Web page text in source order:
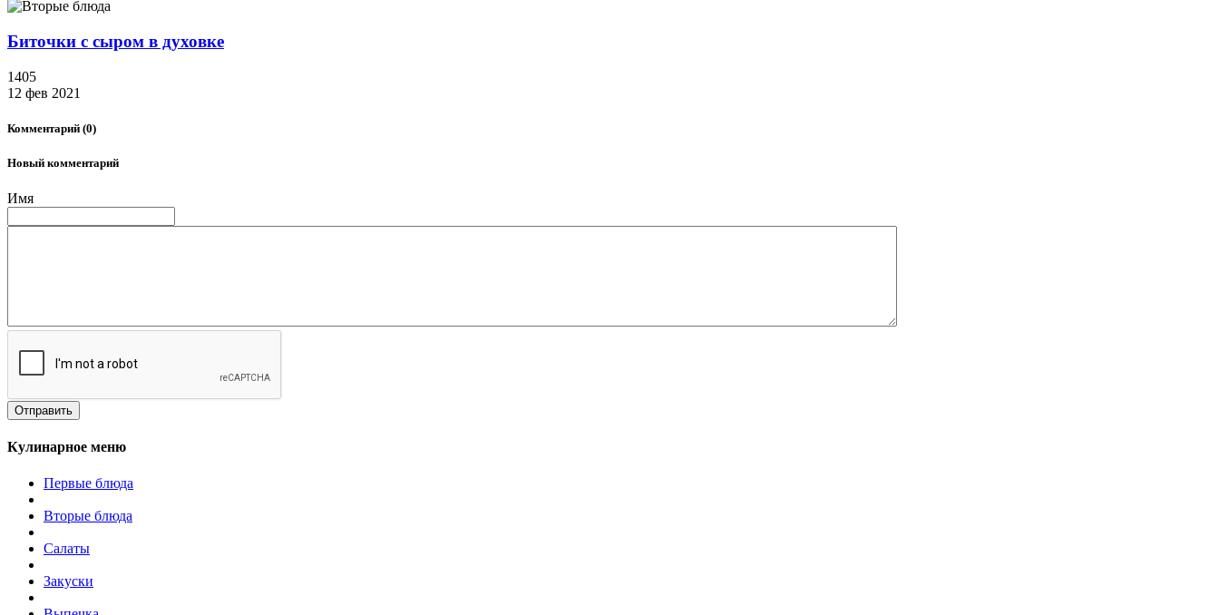
Биточки с сыром в духовке
1405
12 фев 2021
Комментарий (0)
Новый комментарий
Имя
Отправить
Кулинарное меню
Первые блюда
Вторые блюда
Салаты
Закуски